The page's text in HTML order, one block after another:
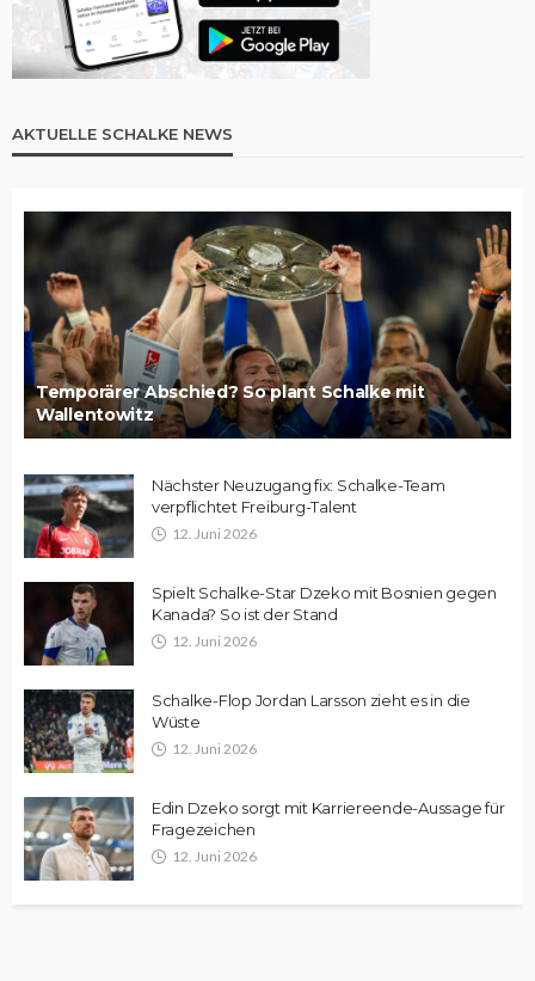
AKTUELLE SCHALKE NEWS
Temporärer Abschied? So plant Schalke mit
Wallentowitz
Nächster Neuzugang fix: Schalke-Team
verpflichtet Freiburg-Talent
12. Juni 2026
Spielt Schalke-Star Dzeko mit Bosnien gegen
Kanada? So ist der Stand
12. Juni 2026
Schalke-Flop Jordan Larsson zieht es in die
Wüste
12. Juni 2026
Edin Dzeko sorgt mit Karriereende-Aussage für
Fragezeichen
12. Juni 2026